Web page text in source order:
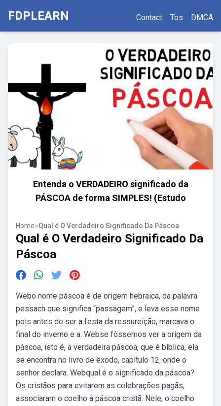
FDPLEARN Contact Tos DMCA
Entenda o VERDADEIRO significado da
PÁSCOA de forma SIMPLES! (Estudo
Home>Qual é O Verdadeiro Significado Da Páscoa
Qual é O Verdadeiro Significado Da
Páscoa
Webo nome páscoa é de origem hebraica, da palavra
pessach que significa “passagem”, e leva esse nome
pois antes de ser a festa da ressureição, marcava o
final do inverno e a. Webse fôssemos ver a origem da
páscoa, isto é, a verdadeira páscoa, que é bíblica, ela
se encontra no livro de êxodo, capítulo 12, onde o
senhor declara. Webqual é o significado da páscoa?
Os cristãos para evitarem as celebrações pagãs,
associaram o coelho à páscoa cristã. Nele, o coelho